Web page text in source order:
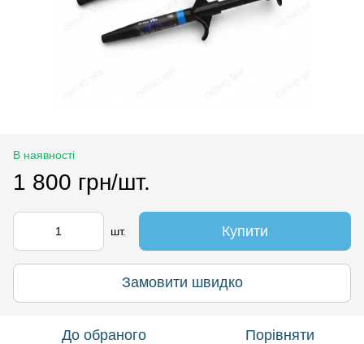
В наявності
1 800 грн/шт.
шт. Купити
Замовити швидко
До обраного Порівняти